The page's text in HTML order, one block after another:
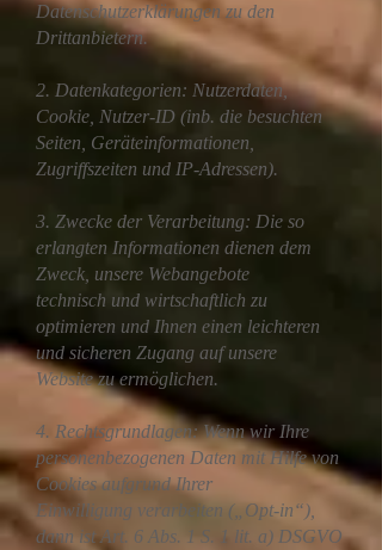
Datenschutzerklärungen zu den
Drittanbietern.
2. Datenkategorien: Nutzerdaten,
Cookie, Nutzer-ID (inb. die besuchten
Seiten, Geräteinformationen,
Zugriffszeiten und IP-Adressen).
3. Zwecke der Verarbeitung: Die so
erlangten Informationen dienen dem
Zweck, unsere Webangebote
technisch und wirtschaftlich zu
optimieren und Ihnen einen leichteren
und sicheren Zugang auf unsere
Website zu ermöglichen.
4. Rechtsgrundlagen: Wenn wir Ihre
personenbezogenen Daten mit Hilfe von
Cookies aufgrund Ihrer
Einwilligung verarbeiten („Opt-in“),
dann ist Art. 6 Abs. 1 S. 1 lit. a) DSGVO